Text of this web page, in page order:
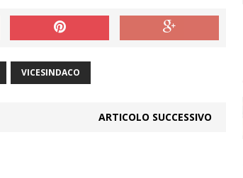
VICESINDACO
ARTICOLO SUCCESSIVO